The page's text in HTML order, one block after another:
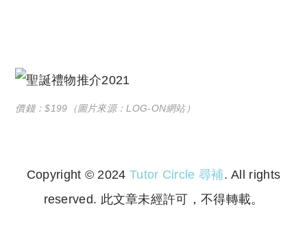
價錢：$199（圖片來源：LOG-ON網站）
Copyright © 2024 Tutor Circle 尋補. All rights
reserved. 此文章未經許可，不得轉載。